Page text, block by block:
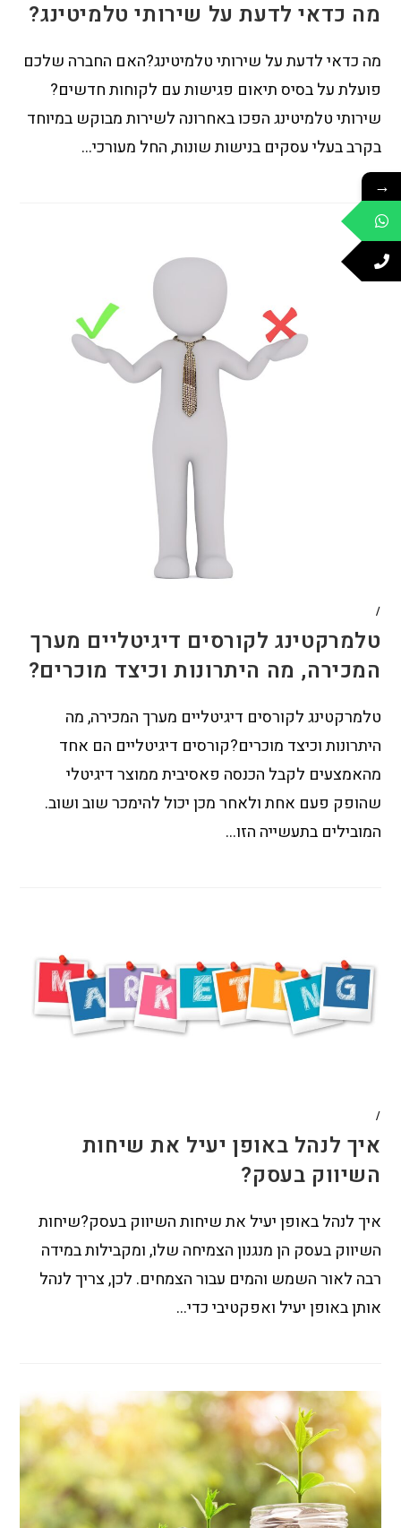
מה כדאי לדעת על שירותי טלמיטינג?
מה כדאי לדעת על שירותי טלמיטינג?האם החברה שלכם
פועלת על בסיס תיאום פגישות עם לקוחות חדשים?
שירותי טלמיטינג הפכו באחרונה לשירות מבוקש במיוחד
בקרב בעלי עסקים בנישות שונות, החל מעורכי…
/
טלמרקטינג לקורסים דיגיטליים מערך
המכירה, מה היתרונות וכיצד מוכרים?
טלמרקטינג לקורסים דיגיטליים מערך המכירה, מה
היתרונות וכיצד מוכרים?קורסים דיגיטליים הם אחד
מהאמצעים לקבל הכנסה פאסיבית ממוצר דיגיטלי
שהופק פעם אחת ולאחר מכן יכול להימכר שוב ושוב.
המובילים בתעשייה הזו…
/
איך לנהל באופן יעיל את שיחות
השיווק בעסק?
איך לנהל באופן יעיל את שיחות השיווק בעסק?שיחות
השיווק בעסק הן מנגנון הצמיחה שלו, ומקבילות במידה
רבה לאור השמש והמים עבור הצמחים. לכן, צריך לנהל
אותן באופן יעיל ואפקטיבי כדי…
→